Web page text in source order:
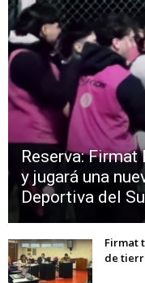
Reserva: Firmat
y jugará una
Deportiva del
Firmat
de